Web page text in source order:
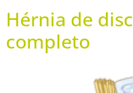
Hérnia de
completo